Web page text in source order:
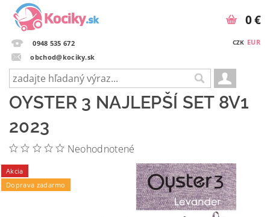
0948 535 672
obchod@kociky.sk
CZK EUR
0 €
OYSTER 3 NAJLEPŠÍ SET 8V1
2023
Neohodnotené
Akcia
Doprava zadarmo